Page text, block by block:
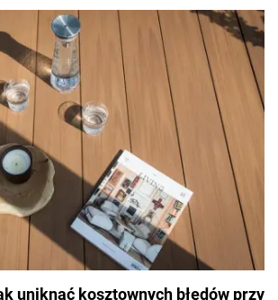
uniknąć kosztownych błędów przy